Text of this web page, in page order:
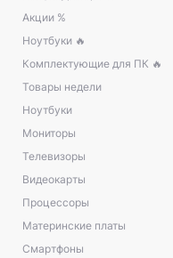
Акции %
Ноутбуки 🔥
Комплектующие для ПК 🔥
Товары недели
Ноутбуки
Мониторы
Телевизоры
Видеокарты
Процессоры
Материнские платы
Смартфоны